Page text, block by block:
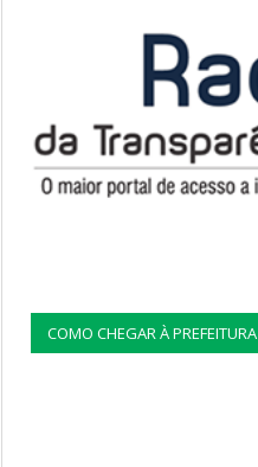
COMO CHEGAR À PREFEITURA